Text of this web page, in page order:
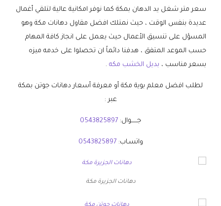
سعر متر شغل يد الدهان بمكة كما نوفر امكانية عالية لتلقي أغمال
عديدة بنفس الوقت ، حيث نمتلك افضل مقاول دهانات مكة وهو
المسؤل على تنسيق الأعمال حيث يعمل على انجاز كافة المهام
حسب الموعد المتفق ، هدفنا دائماً ان تحصلوا على خدمه ميزه
بسعر مناسب ، بديل الخشب مكه .
لطلب افضل معلم بوية مكة أو معرفة أسعار دهانات جوتن بمكة
عبر :
جــــــوال: 0543825897
واتسـاب:0543825897
دهانات الجزيرة مكة